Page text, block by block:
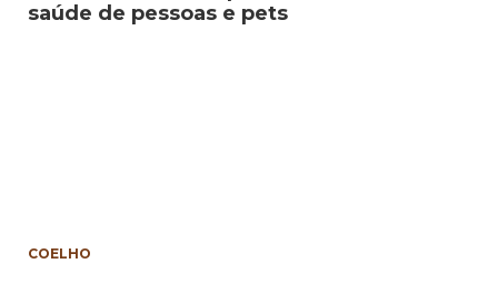
saúde de pessoas e pets
COELHO